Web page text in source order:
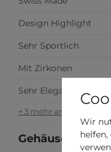
Design Highlight
Sehr Sportlich
Mit Zirkonen
Sehr Elegant
+ 3 mehr anzeigen
Gehäuseform
Wir